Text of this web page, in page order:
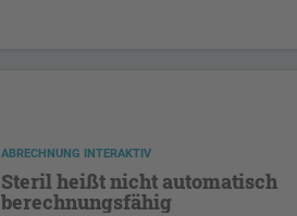
ABRECHNUNG INTERAKTIV
Steril heißt nicht automatisch
berechnungsfähig